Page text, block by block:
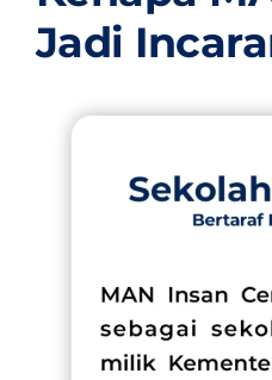
Jadi